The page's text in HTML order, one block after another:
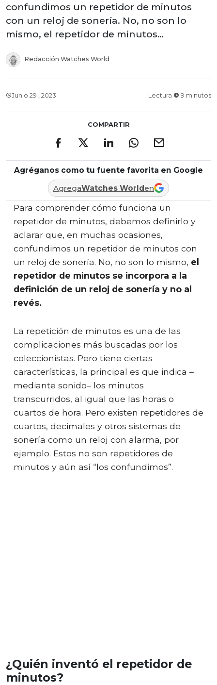
confundimos un repetidor de minutos
con un reloj de sonería. No, no son lo
mismo, el repetidor de minutos…
Redacción Watches World
Junio 29 , 2023 Lectura 9 minutos
COMPARTIR
Agréganos como tu fuente favorita en Google
AgregaWatches Worlden
Para comprender cómo funciona un
repetidor de minutos, debemos definirlo y
aclarar que, en muchas ocasiones,
confundimos un repetidor de minutos con
un reloj de sonería. No, no son lo mismo, el
repetidor de minutos se incorpora a la
definición de un reloj de sonería y no al
revés.
La repetición de minutos es una de las
complicaciones más buscadas por los
coleccionistas. Pero tiene ciertas
características, la principal es que indica –
mediante sonido– los minutos
transcurridos, al igual que las horas o
cuartos de hora. Pero existen repetidores de
cuartos, decimales y otros sistemas de
sonería como un reloj con alarma, por
ejemplo. Estos no son repetidores de
minutos y aún así “los confundimos”.
¿Quién inventó el repetidor de
minutos?